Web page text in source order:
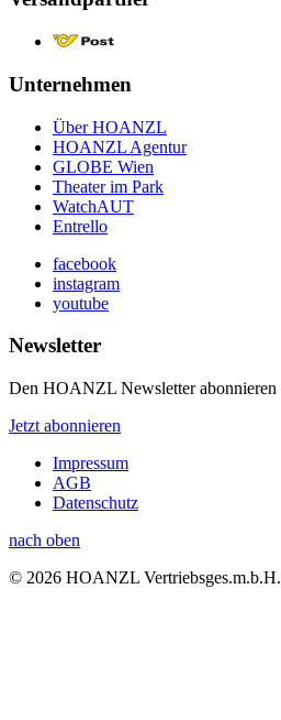
Unternehmen
Über HOANZL
HOANZL Agentur
GLOBE Wien
Theater im Park
WatchAUT
Entrello
facebook
instagram
youtube
Newsletter
Den HOANZL Newsletter abonnieren
Jetzt abonnieren
Impressum
AGB
Datenschutz
nach oben
© 2026 HOANZL Vertriebsges.m.b.H.